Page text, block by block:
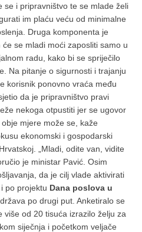
se i pripravništvo te se mlade želi
im plaću veću od minimalne
Druga komponenta je
se mladi moći zaposliti samo u
radu, kako bi se spriječilo
Na pitanje o sigurnosti i trajanju
korisnik ponovno vraća među
da je pripravništvo pravi
nekoga otpustiti jer se ugovor
mjere može se, kaže
ekonomski i gospodarski
„Mladi, odite van, vidite
je ministar Pavić. Osim
da je cilj vlade aktivirati
po projektu Dana poslova u
po drugi put. Anketiralo se
više od 20 tisuća izrazilo želju za
siječnja i početkom veljače